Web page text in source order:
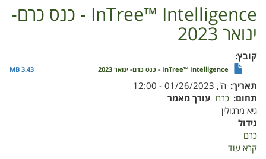
Automated
crop
protection
InTree™ Intelligence - כנס כרם-
ינואר 2023
קובץ
InTree™ Intelligence - כנס כרם- ינואר 2023 3.43 MB
תאריך ה', 01/26/2023 - 12:00
תחום כרם עורך מאמר
גיא מרגולין
גידול
כרם
קרא עוד